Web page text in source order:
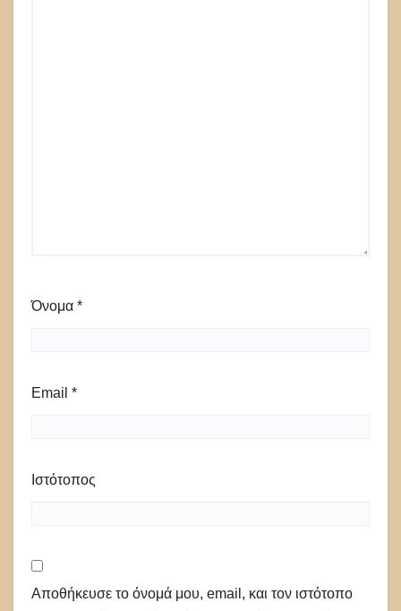
Όνομα *
Email *
Ιστότοπος
Αποθήκευσε το όνομά μου, email, και τον ιστότοπο